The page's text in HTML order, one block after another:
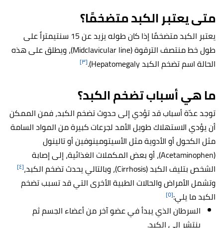
متى يعتبر الكبد متضخمًا؟
يعتبر الكبد متضخمًا إذا كان طوله يزيد عن 15 سنتيمتراً على
طول خط منتصف الترقوة (Midclavicular line)، ويطلق على هذه
الحالة اسم تضخم الكبد Hepatomegaly).
[٣]
ما هي أسباب تضخم الكبد؟
توجد عدّة أسباب قد تؤدي إلى حدوث تضخم الكبد، فمن الممكن
أن يؤدي الاستهلاك طويل الأمد لجرعات كبيرة من المواد السامة
مثل الكحول أو الأدوية مثل الأسيتومينوفين أو تالينول
(Acetaminophen)، أو بعض المكملات الغذائية، إلى إصابة
الشخص بتليف الكبد (Cirrhosis)، وبالتالي يحدث تضخم الكبد،
[٤]
وتشمل الأمراض والحالات الطبية الأخرى التي قد تسبب تضخم
الكبد ما يلي:[٥]
السرطان الذي يبدأ في عضو آخر من أعضاء الجسم ثم
ينتشر إلى الكبد.